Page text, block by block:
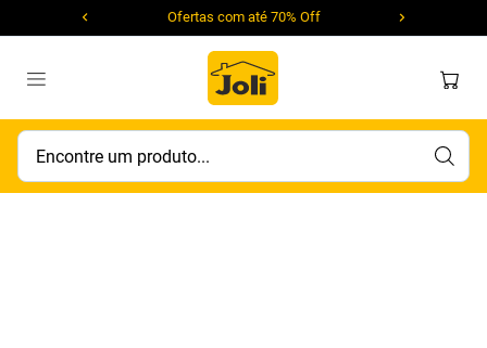
Ofertas com até 70% Off
Encontre um produto...